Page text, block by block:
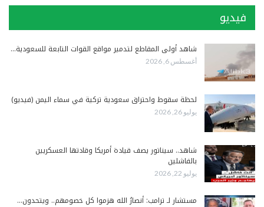
فيديو
شاهد أولى المقاطع لتدمير مواقع القوات التابعة للسعودية…
أغسطس 6, 2026
لحظة سقوط واحتراق سعودية تركية في سماء اليمن (فيديو)
يوليو 26, 2026
شاهد.. سيناتور يصف قيادة أمريكا وقادتها العسكريين
بالفاشلين
يوليو 22, 2026
مستشار لـ ترامب: أنصارُ الله هزموا كل خصومهم.. ويتحدون…